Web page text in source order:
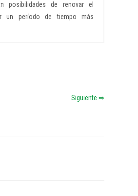
posibilidades de renovar el
un período de tiempo más
Siguiente ⇒